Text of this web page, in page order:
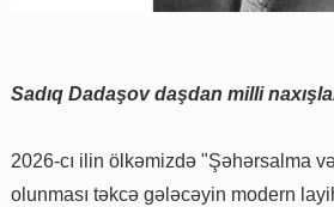
Sadıq Dadaşov daşdan milli
2026-cı ilin ölkəmizdə "Şəhərsalma
olunması təkcə gələcəyin modern